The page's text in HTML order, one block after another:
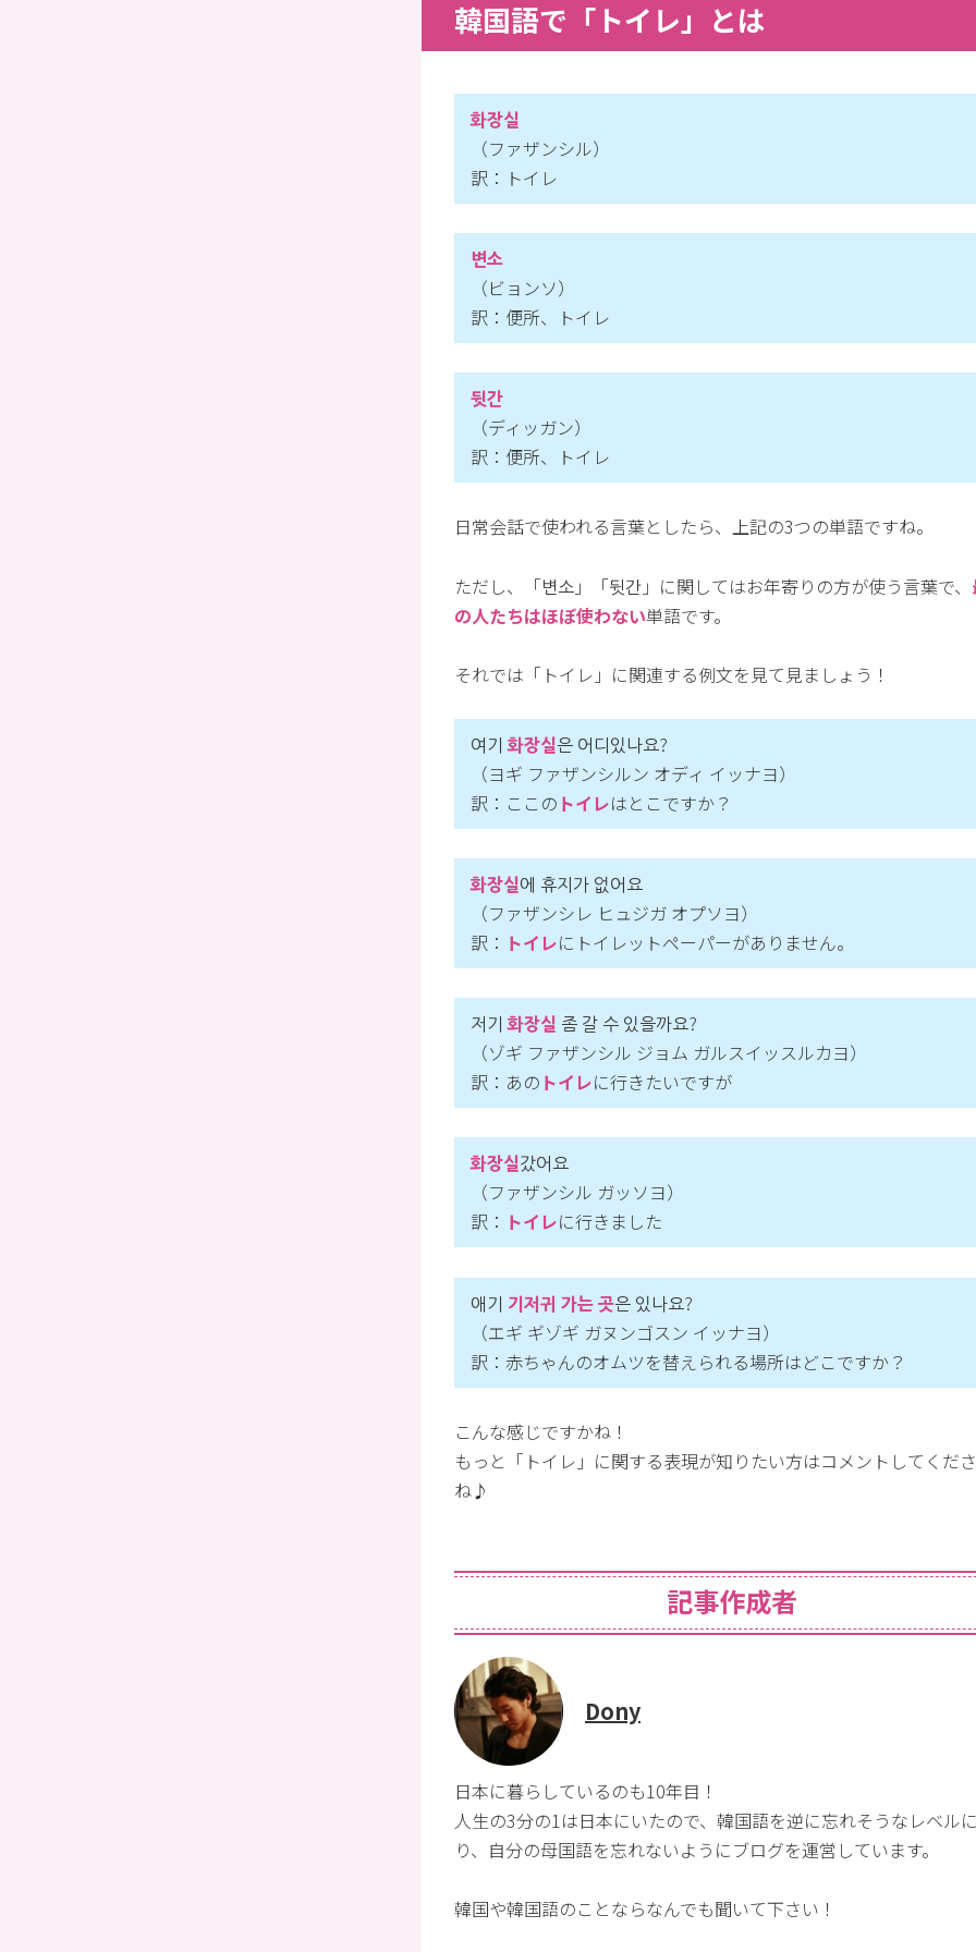
韓国語で「トイレ」とは
화장실
（ファザンシル）
訳：トイレ
변소
（ビョンソ）
訳：便所、トイレ
뒷간
（ディッガン）
訳：便所、トイレ
日常会話で使われる言葉としたら、上記の3つの単語ですね。
ただし、「변소」「뒷간」に関してはお年寄りの方が使う言葉で、
の人たちはほぼ使わない単語です。
それでは「トイレ」に関連する例文を見て見ましょう！
여기화장실은 어디있나요?
（ヨギ ファザンシルン オディ イッナヨ）
訳：ここの トイレはとこですか？
화장실에 휴지가 없어요
（ファザンシレ ヒュジガ オプソヨ）
訳： トイレにトイレットペーパーがありません。
저기화장실 좀 갈 수 있을까요?
（ゾギ ファザンシル ジョム ガルスイッスルカヨ）
訳：あの トイレに行きたいですが
화장실갔어요
（ファザンシル ガッソヨ）
訳： トイレに行きました
애기 기저귀 가는 곳은 있나요?
（エギ ギゾギ ガヌンゴスン イッナヨ）
訳：赤ちゃんのオムツを替えられる場所はどこですか？
こんな感じですかね！
もっと「トイレ」に関する表現が知りたい方はコメントしてくだ
ね♪
記事作成者
Dony
日本に暮らしているのも10年目！
人生の3分の1は日本にいたので、韓国語を逆に忘れそうなレベル
り、自分の母国語を忘れないようにブログを運営しています。
韓国や韓国語のことならなんでも聞いて下さい！